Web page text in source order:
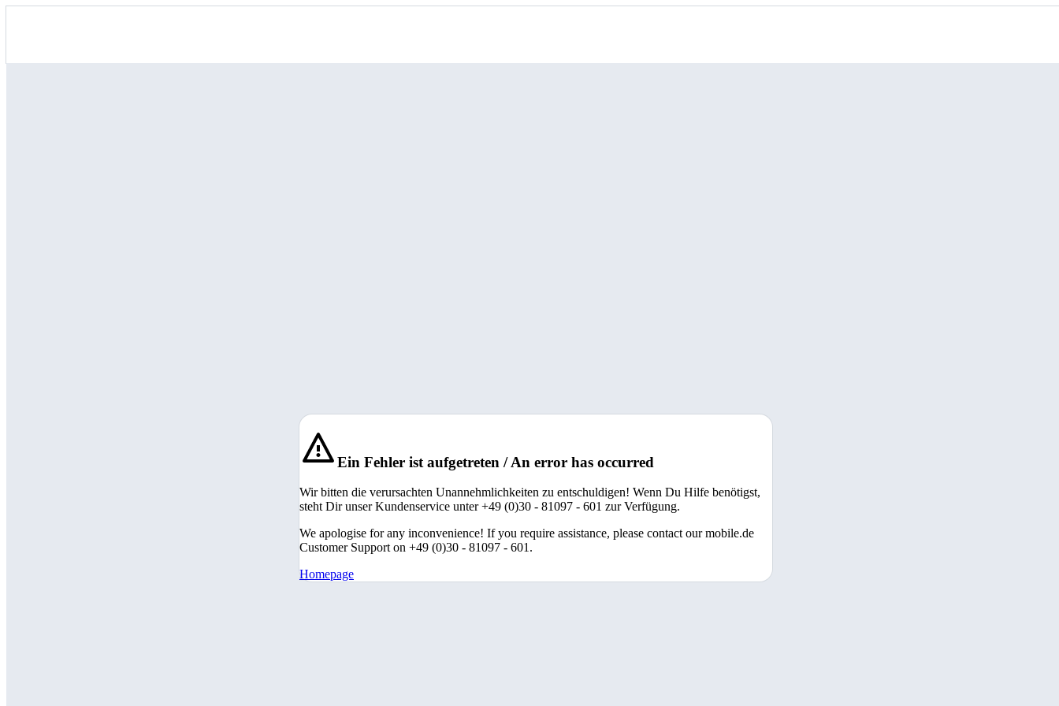
Ein Fehler ist aufgetreten / An error has occurred
Wir bitten die verursachten Unannehmlichkeiten zu entschuldigen! Wenn Du Hilfe benötigst,
steht Dir unser Kundenservice unter +49 (0)30 - 81097 - 601 zur Verfügung.
We apologise for any inconvenience! If you require assistance, please contact our mobile.de
Customer Support on +49 (0)30 - 81097 - 601.
Homepage